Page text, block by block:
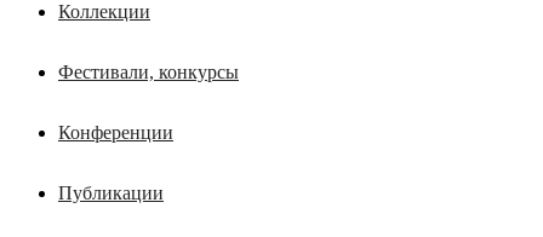
Коллекции
Фестивали, конкурсы
Конференции
Публикации